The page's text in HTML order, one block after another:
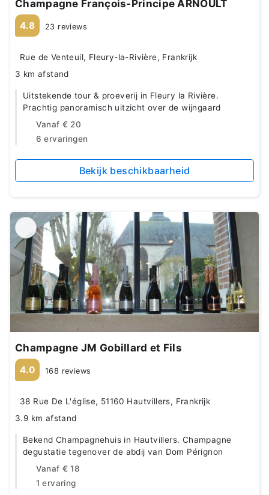
Champagne François-Principe ARNOULT
4.8 23 reviews
Rue de Venteuil, Fleury-la-Rivière, Frankrijk
3 km afstand
Uitstekende tour & proeverij in Fleury la Rivière.
Prachtig panoramisch uitzicht over de wijngaard
Vanaf € 20
6 ervaringen
Bekijk beschikbaarheid
Champagne JM Gobillard et Fils
4.0 168 reviews
38 Rue De L'église, 51160 Hautvillers, Frankrijk
3.9 km afstand
Bekend Champagnehuis in Hautvillers. Champagne
degustatie tegenover de abdij van Dom Pérignon
Vanaf € 18
1 ervaring